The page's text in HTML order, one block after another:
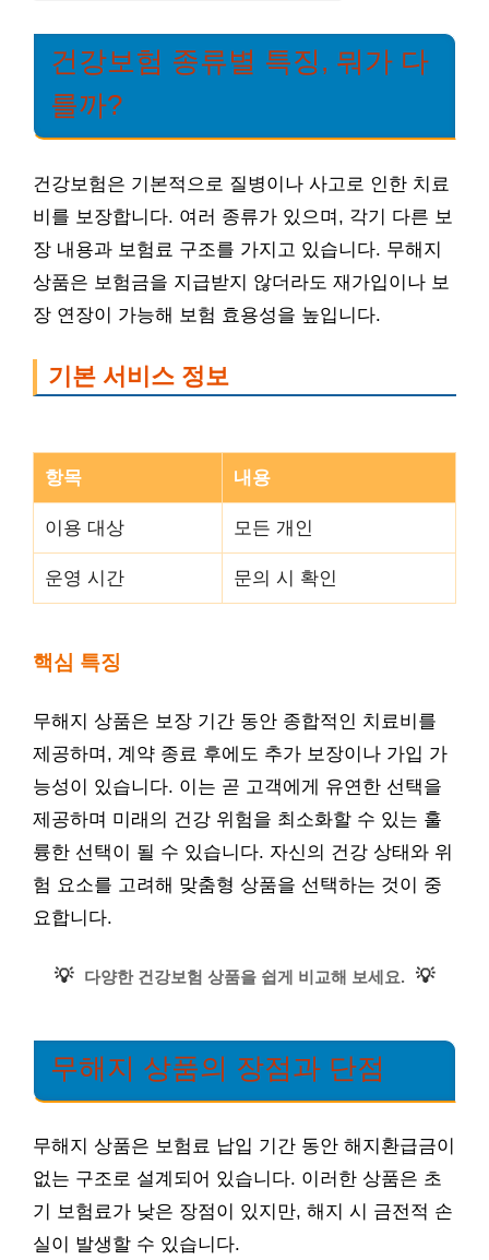
건강보험 종류별 특징, 뭐가 다
를까?
건강보험은 기본적으로 질병이나 사고로 인한 치료
비를 보장합니다. 여러 종류가 있으며, 각기 다른 보
장 내용과 보험료 구조를 가지고 있습니다. 무해지
상품은 보험금을 지급받지 않더라도 재가입이나 보
장 연장이 가능해 보험 효용성을 높입니다.
기본 서비스 정보
항목 내용
이용 대상 모든 개인
운영 시간 문의 시 확인
핵심 특징
무해지 상품은 보장 기간 동안 종합적인 치료비를
제공하며, 계약 종료 후에도 추가 보장이나 가입 가
능성이 있습니다. 이는 곧 고객에게 유연한 선택을
제공하며 미래의 건강 위험을 최소화할 수 있는 훌
륭한 선택이 될 수 있습니다. 자신의 건강 상태와 위
험 요소를 고려해 맞춤형 상품을 선택하는 것이 중
요합니다.
💡 다양한 건강보험 상품을 쉽게 비교해 보세요. 💡
무해지 상품의 장점과 단점
무해지 상품은 보험료 납입 기간 동안 해지환급금이
없는 구조로 설계되어 있습니다. 이러한 상품은 초
기 보험료가 낮은 장점이 있지만, 해지 시 금전적 손
실이 발생할 수 있습니다.